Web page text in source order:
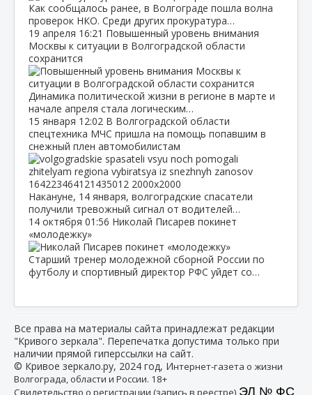
Как сообщалось ранее, в Волгограде пошла волна
проверок НКО. Среди других прокуратура…
19 апреля 16:21 Повышенный уровень внимания
Москвы к ситуации в Волгоградской области
сохранится
Динамика политической жизни в регионе в марте и
начале апреля стала логическим…
15 января 12:02 В Волгоградской области
спецтехника МЧС пришла на помощь попавшим в
снежный плен автомобилистам
Накануне, 14 января, волгоградские спасатели
получили тревожный сигнал от водителей…
14 октября 01:56 Николай Писарев покинет
«молодежку»
Старший тренер молодежной сборной России по
футболу и спортивный директор РФС уйдет со…
Все права на материалы сайта принадлежат редакции
"Кривого зеркала". Перепечатка допустима только при
наличии прямой гиперссылки на сайт.
© Кривое зеркало.ру, 2024 год, Интернет-газета о жизни
Волгограда, области и России. 18+
Свидетельство о регистрации (запись в реестре) ЭЛ № ФС